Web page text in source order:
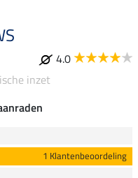
4.0
inzet
1 Klantenbeoordeling